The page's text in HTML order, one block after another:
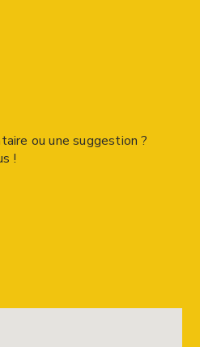
ou une suggestion ?
!